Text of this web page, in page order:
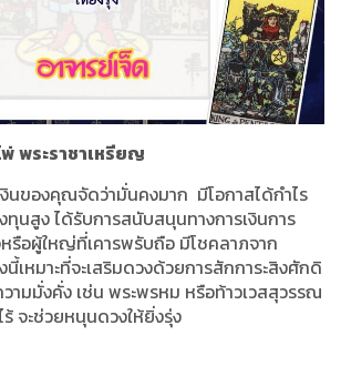
พระราชาเหรียญ
นของคุณจัดว่ามั่นคงมาก มีโอกาสได้กำไร
ทุนสูง ได้รับการสนับสนุนทางการเงินการ
รือผู้ใหญ่ที่เคารพรับถือ มีโชคลาภจาก
เหมาะที่จะเสริมดวงด้วยการสักการะสิงศักดิ
ามมั่งคั่ง เช่น พระพรหม หรือท้าวเวสสุวรรณ
จะช่วยหนุนดวงให้ยิ่งรุ่ง